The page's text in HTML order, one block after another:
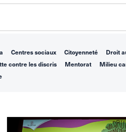
Centres sociaux Citoyenneté
Droit
contre les discris Mentorat
Milieu